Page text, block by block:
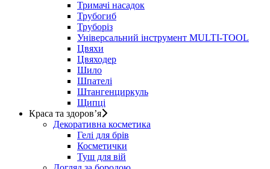
Тримачі насадок
Трубогиб
Труборіз
Універсальний інструмент MULTI-TOOL
Цвяхи
Цвяходер
Шило
Шпателі
Штангенциркуль
Щипці
Краса та здоров’я
Декоративна косметика
Гелі для брів
Косметички
Туш для вій